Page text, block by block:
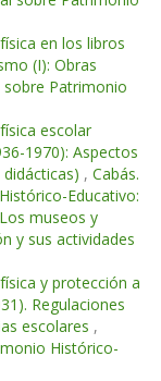
en los libros
(I): Obras
sobre Patrimonio
escolar
1970): Aspectos
, Cabás.
Educativo:
museos y
y sus actividades
y protección a
Regulaciones
escolares ,
Histórico-